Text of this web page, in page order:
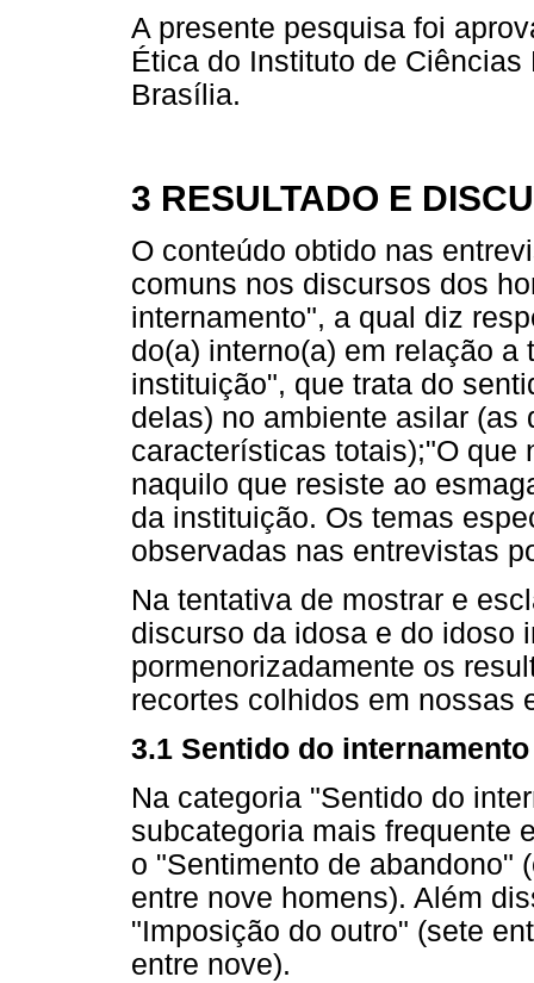
A presente pesquisa foi
Ética do Instituto de
Brasília.
3 RESULTADO E
O conteúdo obtido nas
comuns nos discursos dos
internamento", a qual diz
do(a) interno(a) em relação
instituição", que trata do
delas) no ambiente asilar (as
características totais);"O que
naquilo que resiste ao
da instituição. Os temas
observadas nas entrevistas
Na tentativa de mostrar e
discurso da idosa e do idoso
pormenorizadamente os
recortes colhidos em nossas
3.1 Sentido do internamento
Na categoria "Sentido do
subcategoria mais frequente
o "Sentimento de abandono"
entre nove homens). Além
"Imposição do outro" (sete
entre nove).